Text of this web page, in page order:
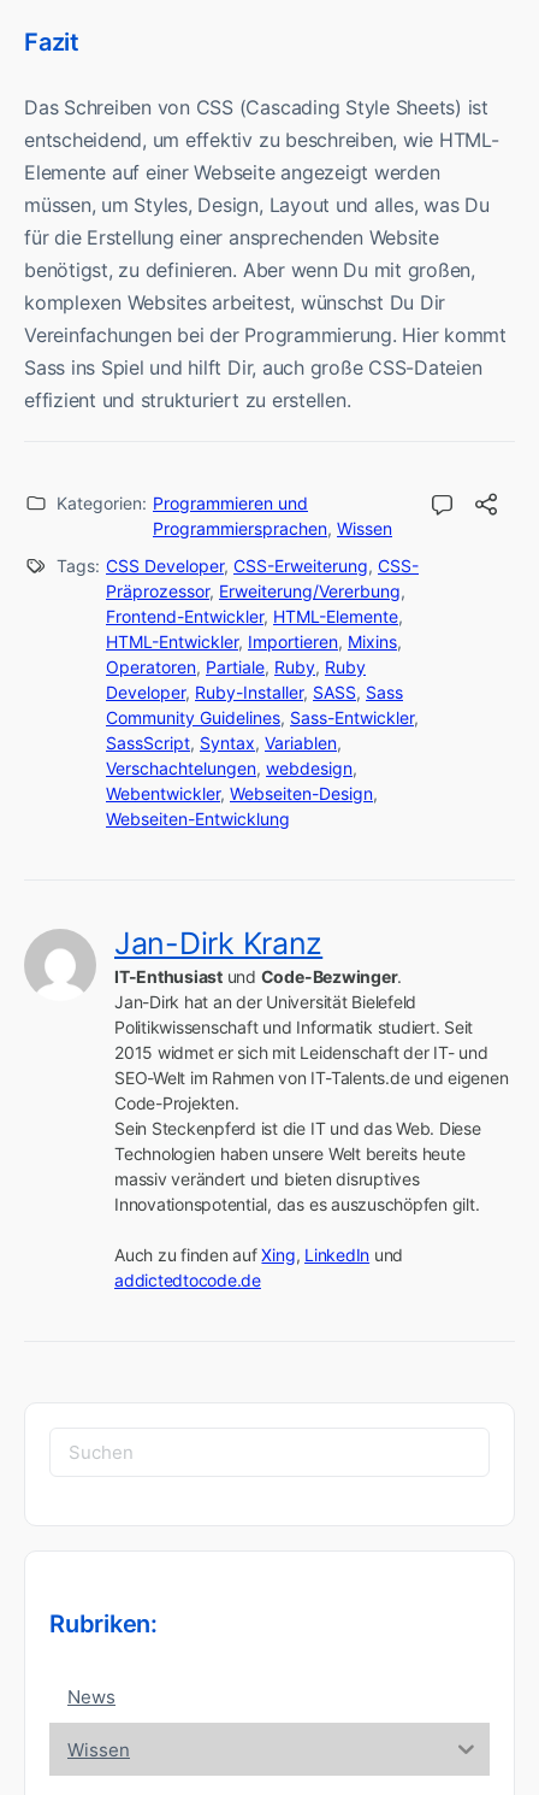
Fazit
Das Schreiben von CSS (Cascading Style Sheets) ist
entscheidend, um effektiv zu beschreiben, wie HTML-
Elemente auf einer Webseite angezeigt werden
müssen, um Styles, Design, Layout und alles, was Du
für die Erstellung einer ansprechenden Website
benötigst, zu definieren. Aber wenn Du mit großen,
komplexen Websites arbeitest, wünschst Du Dir
Vereinfachungen bei der Programmierung. Hier kommt
Sass ins Spiel und hilft Dir, auch große CSS-Dateien
effizient und strukturiert zu erstellen.
Kategorien: Programmieren und
Programmiersprachen, Wissen
Tags: CSS Developer, CSS-Erweiterung, CSS-
Präprozessor, Erweiterung/Vererbung,
Frontend-Entwickler, HTML-Elemente,
HTML-Entwickler, Importieren, Mixins,
Operatoren, Partiale, Ruby, Ruby
Developer, Ruby-Installer, SASS, Sass
Community Guidelines, Sass-Entwickler,
SassScript, Syntax, Variablen,
Verschachtelungen, webdesign,
Webentwickler, Webseiten-Design,
Webseiten-Entwicklung
Jan-Dirk Kranz
IT-Enthusiast und Code-Bezwinger.
Jan-Dirk hat an der Universität Bielefeld
Politikwissenschaft und Informatik studiert. Seit
2015 widmet er sich mit Leidenschaft der IT- und
SEO-Welt im Rahmen von IT-Talents.de und eigenen
Code-Projekten.
Sein Steckenpferd ist die IT und das Web. Diese
Technologien haben unsere Welt bereits heute
massiv verändert und bieten disruptives
Innovationspotential, das es auszuschöpfen gilt.
Auch zu finden auf Xing, LinkedIn
addictedtocode.de
Suchen
nach:
Rubriken:
News
Wissen